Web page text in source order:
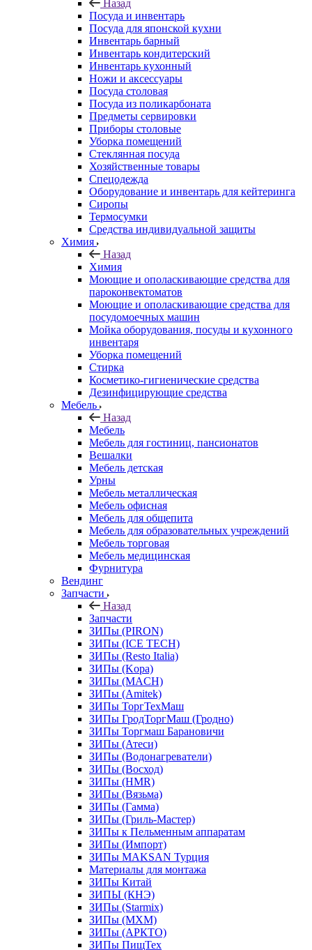
Назад
Посуда и инвентарь
Посуда для японской кухни
Инвентарь барный
Инвентарь кондитерский
Инвентарь кухонный
Ножи и аксессуары
Посуда столовая
Посуда из поликарбоната
Предметы сервировки
Приборы столовые
Уборка помещений
Стеклянная посуда
Хозяйственные товары
Спецодежда
Оборудование и инвентарь для кейтеринга
Сиропы
Термосумки
Средства индивидуальной защиты
Химия
Назад
Химия
Моющие и ополаскивающие средства для
пароконвектоматов
Моющие и ополаскивающие средства для
посудомоечных машин
Мойка оборудования, посуды и кухонного
инвентаря
Уборка помещений
Стирка
Косметико-гигиенические средства
Дезинфицирующие средства
Мебель
Назад
Мебель
Мебель для гостиниц, пансионатов
Вешалки
Мебель детская
Урны
Мебель металлическая
Мебель офисная
Мебель для общепита
Мебель для образовательных учреждений
Мебель торговая
Мебель медицинская
Фурнитура
Вендинг
Запчасти
Назад
Запчасти
ЗИПы (PIRON)
ЗИПы (ICE TECH)
ЗИПы (Resto Italia)
ЗИПы (Kopa)
ЗИПы (MACH)
ЗИПы (Amitek)
ЗИПы ТоргТехМаш
ЗИПы ГродТоргМаш (Гродно)
ЗИПы Торгмаш Барановичи
ЗИПы (Атеси)
ЗИПы (Водонагреватели)
ЗИПы (Восход)
ЗИПы (HMR)
ЗИПы (Вязьма)
ЗИПы (Гамма)
ЗИПы (Гриль-Мастер)
ЗИПы к Пельменным аппаратам
ЗИПы (Импорт)
ЗИПы MAKSAN Турция
Материалы для монтажа
ЗИПы Китай
ЗИПЫ (КНЭ)
ЗИПы (Starmix)
ЗИПы (МХМ)
ЗИПы (АРКТО)
ЗИПы ПищТех